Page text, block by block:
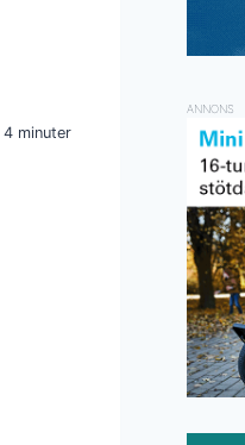
4 minuter
ANNONS